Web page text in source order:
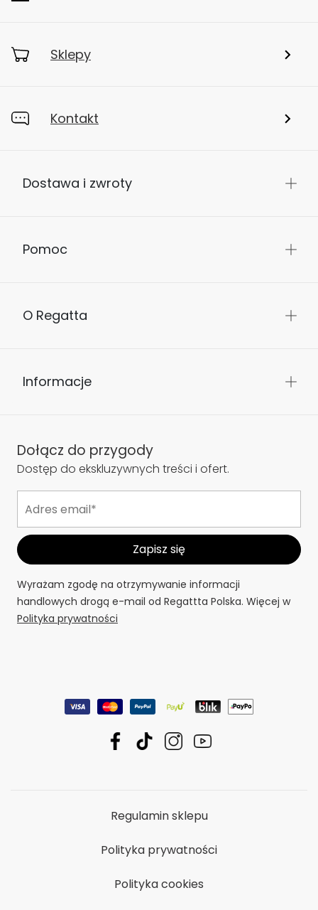
Sklepy
Kontakt
Dostawa i zwroty
Pomoc
O Regatta
Informacje
Dołącz do przygody
Dostęp do ekskluzywnych treści i ofert.
Wyrażam zgodę na otrzymywanie informacji
handlowych drogą e-mail od Regattta Polska. Więcej w
Polityka prywatności
Regulamin sklepu
Polityka prywatności
Polityka cookies